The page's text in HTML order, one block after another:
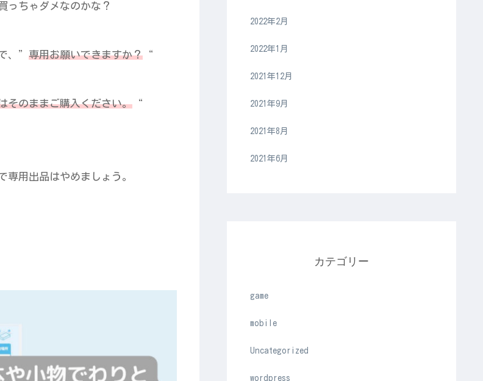
ちゃダメなのかな？
、” 専用お願いできますか？ “
そのままご購入ください。 “
用出品はやめましょう。
2022年2月
2022年1月
2021年12月
2021年9月
2021年8月
2021年6月
カテゴリー
game
mobile
Uncategorized
wordpress